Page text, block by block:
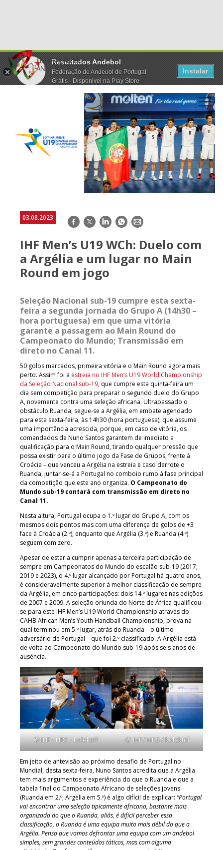
Resultados Andebol
Federação de Andebol de Portugal
Grátis - Disponivel na Play Store
Instalar
03.08.2023 Facebook
TwitterLinkedInWhatsApp
E-
IHF Men’s U19 WCh: Duelo com
a Argélia e um lugar no Main
Round em jogo
Seleção Nacional sub-19 cumpre esta sexta-
feira a segunda jornada do Grupo A (14h30 –
hora portuguesa) em que uma vitória
garante a passagem ao Main Round do
Campeonato do Mundo; Transmissão em
direto no Canal 11.
50 golos marcados, primeira vitória e o Main Round agora mais
perto. Assim foi a estreia no IHF Men’s U19 World Championship
da Seleção Nacional sub-19, que cumpre esta quinta-feira um
dia sem competição para preparar o segundo duelo do Grupo
A, novamente contra uma seleção africana. Ultrapassado o
obstáculo Ruanda, segue-se a Argélia, em embate agendado
para esta sexta-feira, às 14h30 (hora portuguesa), que assume
uma importância acrescida, porque, em caso de vitória, os
comandados de Nuno Santos garantem de imediato a
qualificação para o Main Round, tirando qualquer pressão que
possa existir para o último jogo da Fase de Grupos, frente à
Croácia – que venceu a Argélia na estreia e caso derrote o
Ruanda, juntar-se-á a Portugal no comboio rumo à fase principal
da competição que este ano organiza. O Campeonato do
Mundo sub-19 contará com transmissão em direto no
Canal 11.
Nesta altura, Portugal ocupa o 1.º lugar do Grupo A, com os
mesmos dois pontos mas com uma diferença de golos de +3
face à Croácia (2.º), enquanto que Argélia (3.º) e Ruanda (4.º)
seguem com zero.
Apesar de estar a cumprir apenas a terceira participação de
sempre em Campeonatos do Mundo do escalão sub-19 (2017,
2019 e 2023), o 4.º lugar alcançado por Portugal há quatro anos,
é consideravelmente superior à melhor classificação de sempre
da Argélia, em cinco participações: dois 14.º lugares nas edições
de 2007 e 2009. A seleção oriunda do Norte de África qualificou-
se para este IHF Men’s U19 World Championship através do
CAHB African Men’s Youth Handball Championship, prova na
qual terminou em 5.º lugar, atrás do Ruanda – o último
adversário de Portugal – que foi 2.º classificado. A Argélia está
de volta ao Campeonato do Mundo sub-19 após seis anos de
ausência.
© IHF / HRS / kolektiff © IHF / HRS / kolektiff
Em jeito de antevisão ao próximo desafio de Portugal no
Mundial, desta sexta-feira, Nuno Santos acredita que a Argélia
tem mais argumentos e experiência do que o Ruanda e que a
tabela final do Campeonato Africano de seleções jovens
(Ruanda em 2.º; Argélia em 5.º) é algo difícil de explicar: “Portugal
vai encontrar uma seleção tipicamente africana, bastante mais
organizada do que o Ruanda, aliás, é difícil perceber essa
classificação, o Ruanda é uma equipa muito mais débil do que a
Argélia. Penso que vamos defrontar uma equipa com um andebol
simples, sem grandes conteúdos táticos, mas com alguma